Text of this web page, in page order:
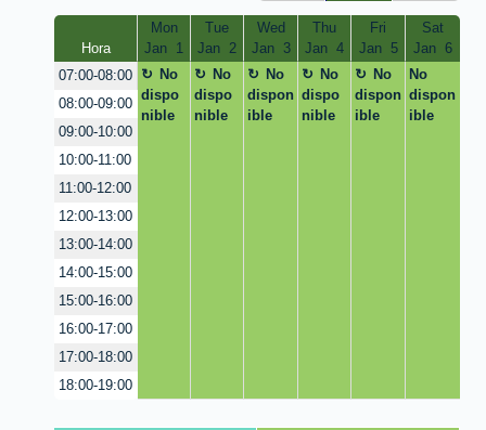
Hora
Mon
Jan  1
Tue
Jan  2
Wed
Jan  3
Thu
Jan  4
Fri
Jan  5
Sat
Jan  6
07:00-08:00
No
dispo
nible
No
dispo
nible
No
dispon
ible
No
dispo
nible
No
dispon
ible
No
dispon
ible
08:00-09:00
09:00-10:00
10:00-11:00
11:00-12:00
12:00-13:00
13:00-14:00
14:00-15:00
15:00-16:00
16:00-17:00
17:00-18:00
18:00-19:00